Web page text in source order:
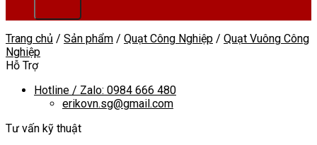
Trang chủ / Sản phẩm / Quạt Công Nghiệp / Quạt Vuông Công
Nghiệp
Hỗ Trợ
Hotline / Zalo: 0984 666 480
erikovn.sg@gmail.com
Tư vấn kỹ thuật